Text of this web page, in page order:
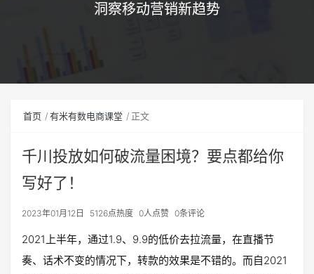
洞察移动营销新趋势
首页 有米有数电商课堂 正文
千川投放如何破流量困境？要点都给你
写好了！
2023年01月12日 5126点热度 0人点赞 0条评论
2021上半年，通过1.9、9.9的低价去拉流量，在直播节
奏、话术不变的情况下，转款的效果是不错的。而自2021